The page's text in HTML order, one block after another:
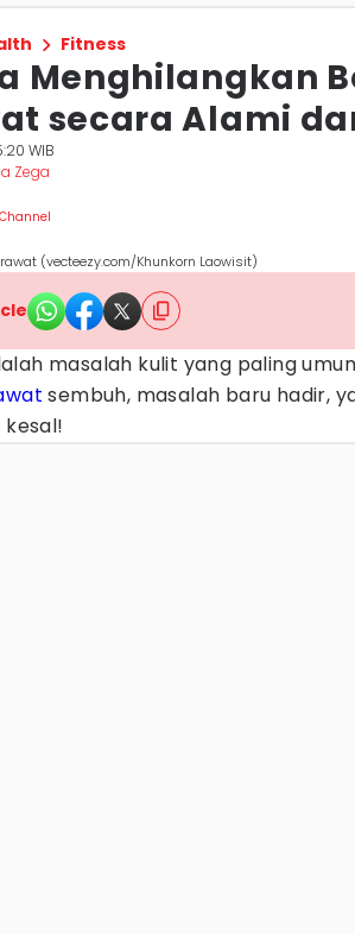
Fitness
Menghilangkan
secara Alami
WIB
Zega
Channel
(vecteezy.com/Khunkorn Laowisit)
masalah kulit yang paling
sembuh, masalah baru hadir,
kesal!